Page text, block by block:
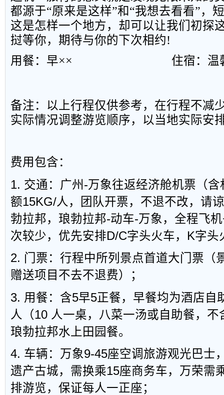
都源于“原来是这样”和“我想去看看”，
这是怎样一个地方，却可以让我们初探
挝等你，期待与你的下次相约!
用餐：早××
住宿：温
备注：以上行程仅供参考，在行程不减
实际情况调整游览顺序，以当地实际安
费用包含：
1. 交通：广州-万象往返经济舱机票（
额15KG/人，团队开票，不退不改，请
勃拉邦，琅勃拉邦-动车-万象，全程飞
次较少，优先安排D/C字头火车，K字头
2. 门票：行程中所列景点首道大门票（
赠送项目不去不退费）；
3. 用餐：含5早5正餐，早餐均为酒店自
人（10 人一桌，八菜一汤或自助餐，
琅勃拉邦水上田园餐。
4. 车辆：万象9-45座空调旅游观光巴士
遗产古城，需换乘15座商务车，万荣需
排游览，保证每人一正座；